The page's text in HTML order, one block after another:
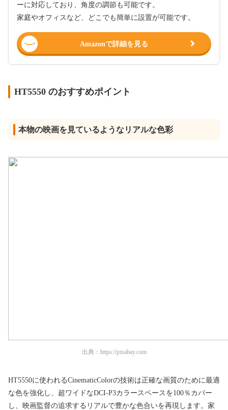
ーに対応しており、角度の調節も可能です。
家庭やオフィスなど、どこでも簡単に設置が可能です。
Amazonで詳細を見る
HT5550 のおすすめポイント
本物の映画を見ているようなリアルな色彩
出典： https://pixabay.com
HT5550に使われるCinematicColorの技術は正確な画質のために最適
な色を強化し、超ワイドなDCI-P3カラースペースを100％カバー
し、映画監督の追求するリアルで豊かな色合いを再現します。家